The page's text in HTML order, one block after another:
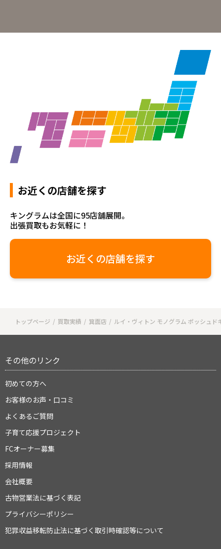
お近くの店舗を探す
キングラムは全国に95店舗展開。
出張買取もお気軽に！
お近くの店舗を探す
トップページ 買取実績 箕面店 ルイ・ヴィトン モノグラム ポッシュド
その他のリンク
初めての方へ
お客様のお声・口コミ
よくあるご質問
子育て応援プロジェクト
FCオーナー募集
採用情報
会社概要
古物営業法に基づく表記
プライバシーポリシー
犯罪収益移転防止法に基づく取引時確認等について